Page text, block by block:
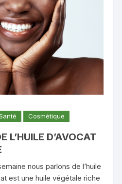
Cosmétique
L’HUILE D’AVOCAT
nous parlons de l’huile
est une huile végétale riche